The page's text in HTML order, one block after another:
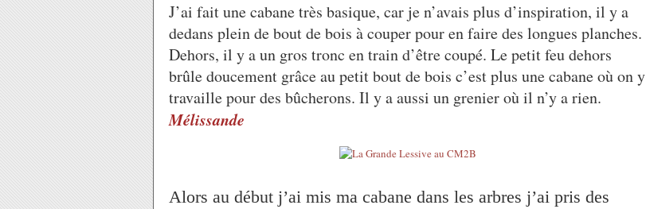
J’ai fait une cabane très basique, car je n’avais plus d’inspiration, il y a
dedans plein de bout de bois à couper pour en faire des longues planches.
Dehors, il y a un gros tronc en train d’être coupé. Le petit feu dehors
brûle doucement grâce au petit bout de bois c’est plus une cabane où on y
travaille pour des bûcherons. Il y a aussi un grenier où il n’y a rien.
Mélissande
Alors au début j’ai mis ma cabane dans les arbres j’ai pris des